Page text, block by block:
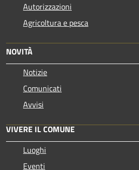
Autorizzazioni
Agricoltura e pesca
NOVITÀ
Notizie
Comunicati
Avvisi
VIVERE IL COMUNE
Luoghi
Eventi